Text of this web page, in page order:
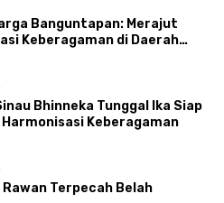
Banguntapan: Merajut
Keberagaman di Daerah
Bhinneka Tunggal Ika Siap
Harmonisasi Keberagaman
Rawan Terpecah Belah